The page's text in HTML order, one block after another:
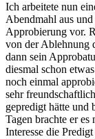
Ich arbeitete nun
Abendmahl aus
Approbierung vor.
von der Ablehnung
dann sein
diesmal schon
noch einmal
sehr
gepredigt hätte und
Tagen brachte er
Interesse die Predigt